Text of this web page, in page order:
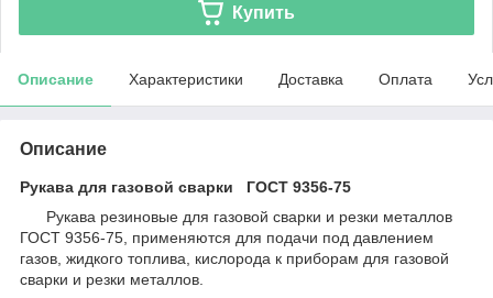
Купить
Описание Характеристики Доставка Оплата
Описание
Рукава для газовой сварки ГОСТ 9356-75
Рукава резиновые для газовой сварки и резки металлов
ГОСТ 9356-75, применяются для подачи под давлением
газов, жидкого топлива, кислорода к приборам для газовой
сварки и резки металлов.